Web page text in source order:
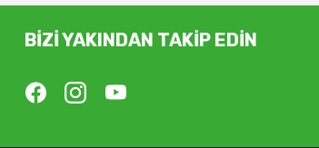
BİZİ YAKINDAN TAKİP EDİN